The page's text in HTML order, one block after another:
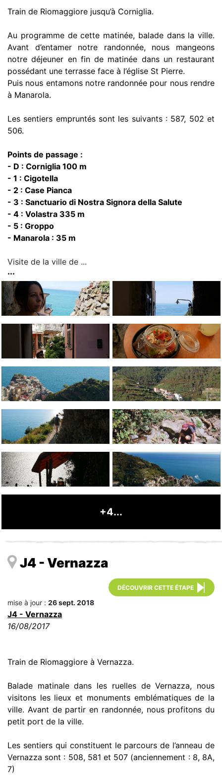
Train de Riomaggiore jusqu’à Corniglia.
Au programme de cette matinée, balade dans la ville.
Avant d’entamer notre randonnée, nous mangeons
notre déjeuner en fin de matinée dans un restaurant
possédant une terrasse face à l’église St Pierre.
Puis nous entamons notre randonnée pour nous rendre
à Manarola.
Les sentiers empruntés sont les suivants : 587, 502 et
506.
Points de passage :
- D : Corniglia 100 m
- 1 : Cigotella
- 2 : Case Pianca
- 3 : Sanctuario di Nostra Signora della Salute
- 4 : Volastra 335 m
- 5 : Groppo
- Manarola : 35 m
Visite de la ville de ...
+4...
J4 - Vernazza
DÉCOUVRIR CETTE ÉTAPE
mise à jour : 26 sept. 2018
J4 - Vernazza
16/08/2017
Train de Riomaggiore à Vernazza.
Balade matinale dans les ruelles de Vernazza, nous
visitons les lieux et monuments emblématiques de la
ville. Avant de partir en randonnée, nous profitons du
petit port de la ville.
Les sentiers qui constituent le parcours de l’anneau de
Vernazza sont : 508, 581 et 507 (anciennement : 8, 8A,
7)